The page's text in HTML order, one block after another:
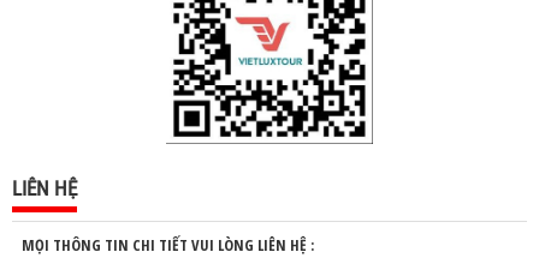
LIÊN HỆ
MỌI THÔNG TIN CHI TIẾT VUI LÒNG LIÊN HỆ :